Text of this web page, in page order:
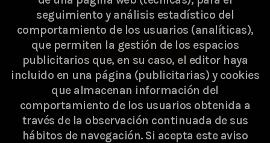
seguimiento y análisis estadístico del
comportamiento de los usuarios (analíticas),
que permiten la gestión de los espacios
publicitarios que, en su caso, el editor haya
incluido en una página (publicitarias) y cookies
que almacenan información del
comportamiento de los usuarios obtenida a
través de la observación continuada de sus
hábitos de navegación. Si acepta este aviso